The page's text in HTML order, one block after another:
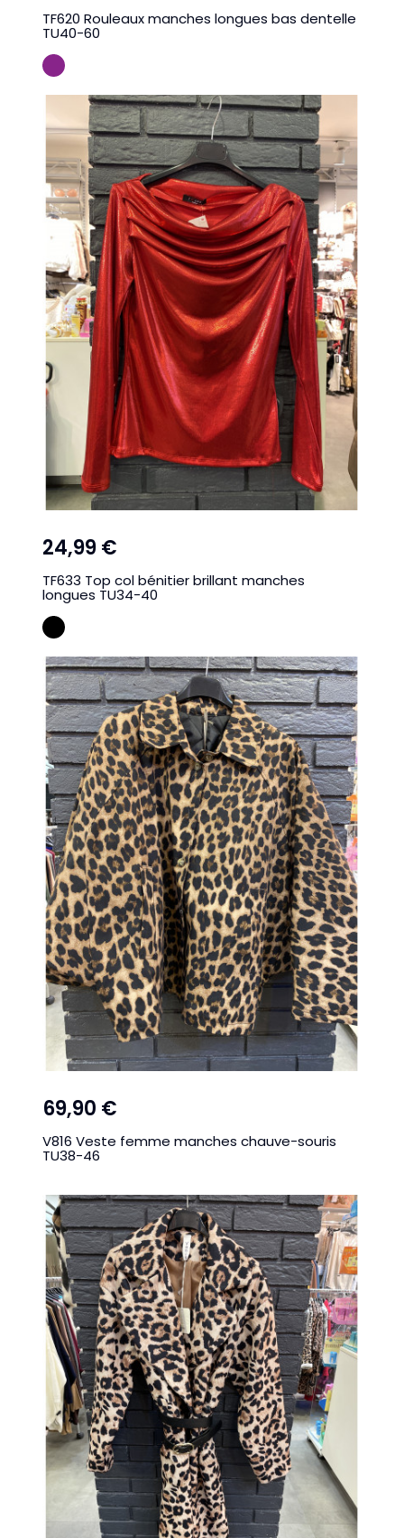
TF620 Rouleaux manches longues bas dentelle
TU40-60
VIOLINE
24,99 €
TF633 Top col bénitier brillant manches
longues TU34-40
NOIR
69,90 €
V816 Veste femme manches chauve-souris
TU38-46